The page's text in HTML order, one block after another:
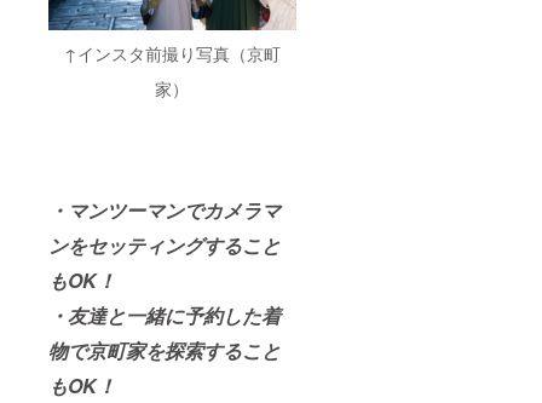
↑インスタ前撮り写真（京町
家）
・マンツーマンでカメラマ
ンをセッティングすること
もOK！
・友達と一緒に予約した着
物で京町家を探索すること
もOK！